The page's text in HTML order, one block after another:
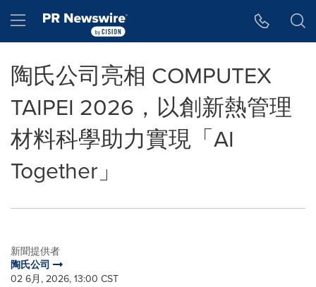
Hamburger menu
陶氏公司亮相 COMPUTEX
TAIPEI 2026，以創新熱管理
材料科學助力實現「AI
Together」
新聞提供者
陶氏公司
02 6月, 2026, 13:00 CST